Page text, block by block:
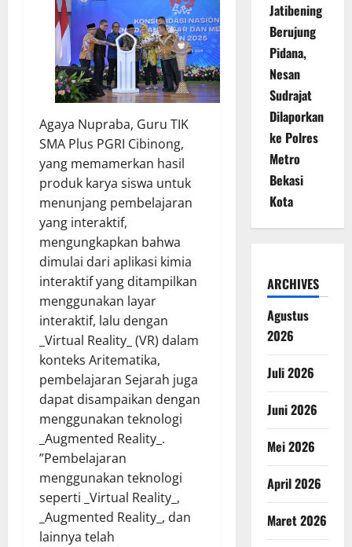
Agaya Nupraba, Guru TIK
SMA Plus PGRI Cibinong,
yang memamerkan hasil
produk karya siswa untuk
menunjang pembelajaran
yang interaktif,
mengungkapkan bahwa
dimulai dari aplikasi kimia
interaktif yang ditampilkan
menggunakan layar
interaktif, lalu dengan
_Virtual Reality_ (VR) dalam
konteks Aritematika,
pembelajaran Sejarah juga
dapat disampaikan dengan
menggunakan teknologi
_Augmented Reality_.
”Pembelajaran
menggunakan teknologi
seperti _Virtual Reality_,
_Augmented Reality_, dan
lainnya telah
Jatibening
Berujung
Pidana,
Nesan
Sudrajat
Dilaporkan
ke Polres
Metro
Bekasi
Kota
ARCHIVES
Agustus
2026
Juli 2026
Juni 2026
Mei 2026
April 2026
Maret 2026